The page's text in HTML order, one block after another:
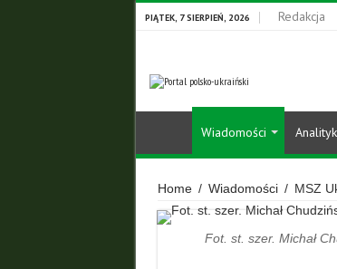
PIĄTEK, 7 SIERPIEŃ, 2026 Redakcja
Wiadomości
Home / Wiadomości / MSZ
Fot. st. szer. Michał